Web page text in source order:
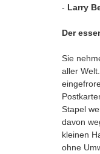
- Larry
Der
Sie
aller
Stapel
davon
kleinen
ohne